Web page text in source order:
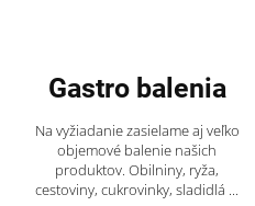
Gastro balenia
Na vyžiadanie zasielame aj veľko
objemové balenie našich
produktov. Obilniny, ryža,
cestoviny, cukrovinky, sladidlá ...